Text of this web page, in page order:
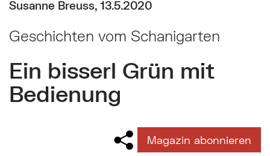
Sie befinden sich hier:
Susanne Breuss, 13.5.2020
Geschichten vom Schanigarten
Ein bisserl Grün mit
Bedienung
Magazin abonnieren